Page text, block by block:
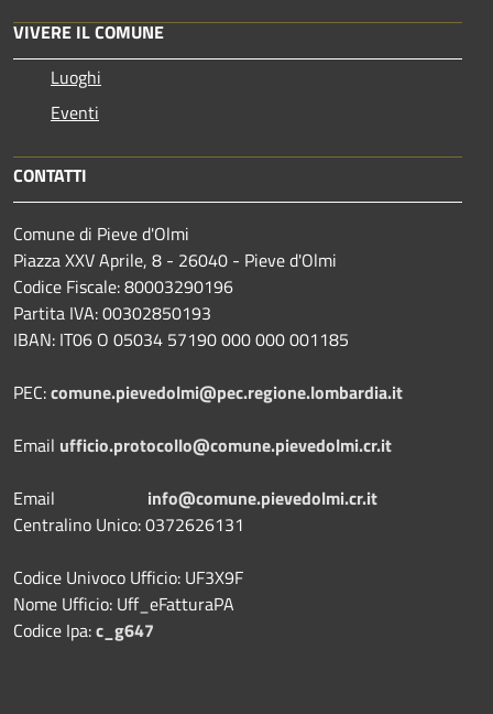
VIVERE IL COMUNE
Luoghi
Eventi
CONTATTI
Comune di Pieve d'Olmi
Piazza XXV Aprile, 8 - 26040 - Pieve d'Olmi
Codice Fiscale: 80003290196
Partita IVA: 00302850193
IBAN: IT06 O 05034 57190 000 000 001185
PEC:comune.pievedolmi@pec.regione.lombardia.it
Email ufficio.protocollo@comune.pievedolmi.cr.it
Email info@comune.pievedolmi.cr.it
Centralino Unico: 0372626131
Codice Univoco Ufficio: UF3X9F
Nome Ufficio: Uff_eFatturaPA
Codice Ipa:c_g647